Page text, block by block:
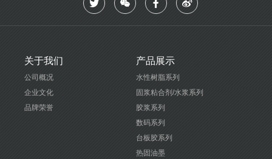
关于我们
公司概况
企业文化
品牌荣誉
产品展示
水性树脂系列
固浆粘合剂/水浆系列
胶浆系列
数码系列
台板胶系列
热固油墨